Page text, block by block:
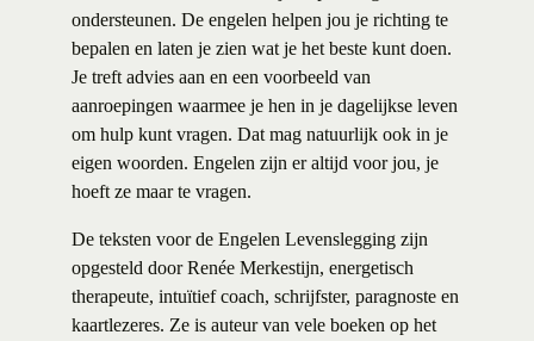
ondersteunen. De engelen helpen jou je richting te
bepalen en laten je zien wat je het beste kunt doen.
Je treft advies aan en een voorbeeld van
aanroepingen waarmee je hen in je dagelijkse leven
om hulp kunt vragen. Dat mag natuurlijk ook in je
eigen woorden. Engelen zijn er altijd voor jou, je
hoeft ze maar te vragen.
De teksten voor de Engelen Levenslegging zijn
opgesteld door Renée Merkestijn, energetisch
therapeute, intuïtief coach, schrijfster, paragnoste en
kaartlezeres. Ze is auteur van vele boeken op het